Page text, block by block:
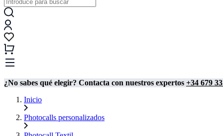
¿No sabes qué elegir? Contacta con nuestros expertos +34 679
Inicio
Photocalls personalizados